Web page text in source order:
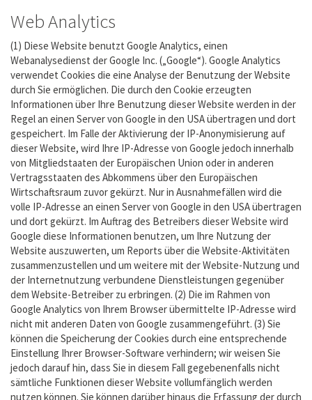
Web Analytics
(1) Diese Website benutzt Google Analytics, einen
Webanalysedienst der Google Inc. („Google“). Google Analytics
verwendet Cookies die eine Analyse der Benutzung der Website
durch Sie ermöglichen. Die durch den Cookie erzeugten
Informationen über Ihre Benutzung dieser Website werden in der
Regel an einen Server von Google in den USA übertragen und dort
gespeichert. Im Falle der Aktivierung der IP-Anonymisierung auf
dieser Website, wird Ihre IP-Adresse von Google jedoch innerhalb
von Mitgliedstaaten der Europäischen Union oder in anderen
Vertragsstaaten des Abkommens über den Europäischen
Wirtschaftsraum zuvor gekürzt. Nur in Ausnahmefällen wird die
volle IP-Adresse an einen Server von Google in den USA übertragen
und dort gekürzt. Im Auftrag des Betreibers dieser Website wird
Google diese Informationen benutzen, um Ihre Nutzung der
Website auszuwerten, um Reports über die Website-Aktivitäten
zusammenzustellen und um weitere mit der Website-Nutzung und
der Internetnutzung verbundene Dienstleistungen gegenüber
dem Website-Betreiber zu erbringen. (2) Die im Rahmen von
Google Analytics von Ihrem Browser übermittelte IP-Adresse wird
nicht mit anderen Daten von Google zusammengeführt. (3) Sie
können die Speicherung der Cookies durch eine entsprechende
Einstellung Ihrer Browser-Software verhindern; wir weisen Sie
jedoch darauf hin, dass Sie in diesem Fall gegebenenfalls nicht
sämtliche Funktionen dieser Website vollumfänglich werden
nutzen können. Sie können darüber hinaus die Erfassung der durch